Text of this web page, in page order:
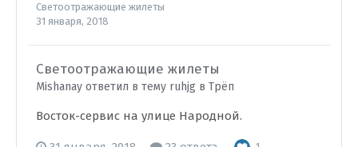
Светоотражающие жилеты
31 января, 2018
Светоотражающие жилеты
Mishanay ответил в тему ruhjg в Трёп
Восток-сервис на улице Народной.